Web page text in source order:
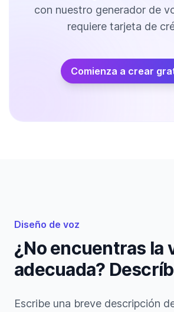
con nuestro generador de
requiere tarjeta de
Comienza a crear
Diseño de voz
¿No encuentras la
adecuada?
Escribe una breve descripción